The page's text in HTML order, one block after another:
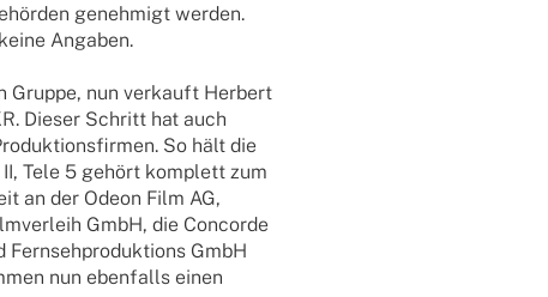
geneh­migt werden.
Angaben.
Gruppe, nun verkauft Herbert
Dieser Schritt hat auch
So hält die
Tele 5 gehört komplett zum
an der Odeon Film AG,
GmbH, die Concorde
Fern­seh­pro­duk­ti­ons GmbH
nun eben­falls einen